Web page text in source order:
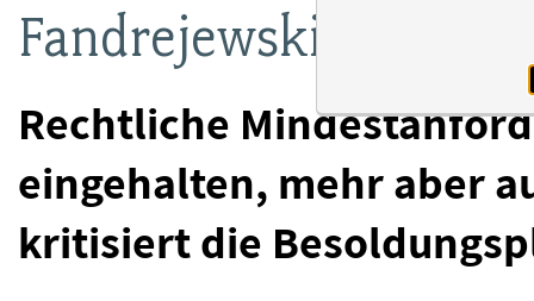
Fandrejewski:
Rechtliche
eingehalten, mehr aber
kritisiert die